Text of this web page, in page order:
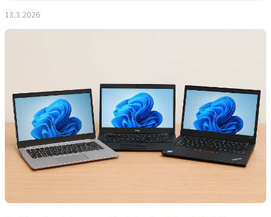
13.3.2026